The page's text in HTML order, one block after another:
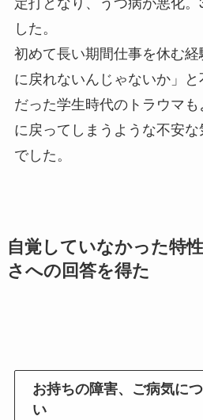
した。
初めて長い期間仕事を休む
に戻れないんじゃないか」
だった学生時代のトラウマ
に戻ってしまうような不安
でした。
自覚していなかった特
さへの回答を得た
お持ちの障害、ご病気に
い